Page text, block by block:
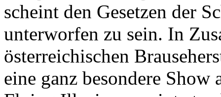
scheint den Gesetzen der
unterworfen zu sein. In
österreichischen
eine ganz besondere